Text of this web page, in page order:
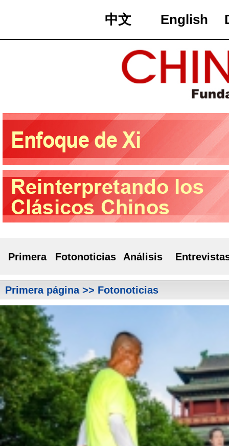
中文 English
Primera Fotonoticias Análisis
Primera página>> Fotonoticias